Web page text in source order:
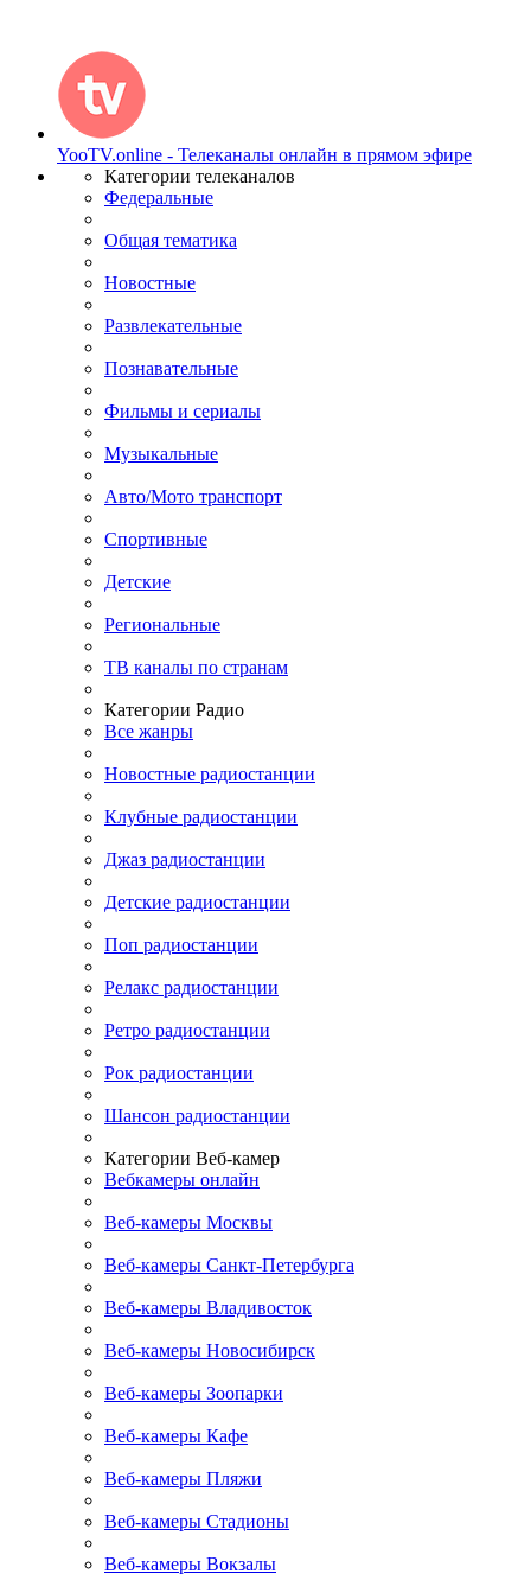
YooTV.online - Телеканалы онлайн в прямом эфире
Категории телеканалов
Федеральные
Общая тематика
Новостные
Развлекательные
Познавательные
Фильмы и сериалы
Музыкальные
Авто/Мото транспорт
Спортивные
Детские
Региональные
ТВ каналы по странам
Категории Радио
Все жанры
Новостные радиостанции
Клубные радиостанции
Джаз радиостанции
Детские радиостанции
Поп радиостанции
Релакс радиостанции
Ретро радиостанции
Рок радиостанции
Шансон радиостанции
Категории Веб-камер
Вебкамеры онлайн
Веб-камеры Москвы
Веб-камеры Санкт-Петербурга
Веб-камеры Владивосток
Веб-камеры Новосибирск
Веб-камеры Зоопарки
Веб-камеры Кафе
Веб-камеры Пляжи
Веб-камеры Стадионы
Веб-камеры Вокзалы